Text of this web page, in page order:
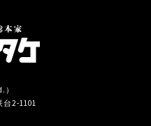
2-1101